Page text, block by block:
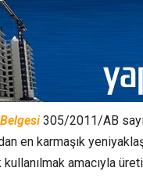
305/2011/AB
en karmaşık
amacıyla